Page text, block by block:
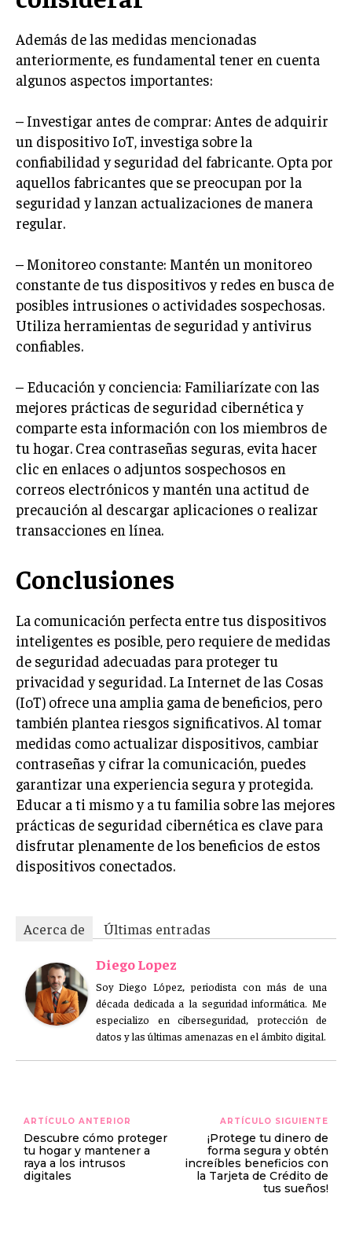
Además de las medidas mencionadas
anteriormente, es fundamental tener en cuenta
algunos aspectos importantes:
– Investigar antes de comprar: Antes de adquirir
un dispositivo IoT, investiga sobre la
confiabilidad y seguridad del fabricante. Opta por
aquellos fabricantes que se preocupan por la
seguridad y lanzan actualizaciones de manera
regular.
– Monitoreo constante: Mantén un monitoreo
constante de tus dispositivos y redes en busca de
posibles intrusiones o actividades sospechosas.
Utiliza herramientas de seguridad y antivirus
confiables.
– Educación y conciencia: Familiarízate con las
mejores prácticas de seguridad cibernética y
comparte esta información con los miembros de
tu hogar. Crea contraseñas seguras, evita hacer
clic en enlaces o adjuntos sospechosos en
correos electrónicos y mantén una actitud de
precaución al descargar aplicaciones o realizar
transacciones en línea.
Conclusiones
La comunicación perfecta entre tus dispositivos
inteligentes es posible, pero requiere de medidas
de seguridad adecuadas para proteger tu
privacidad y seguridad. La Internet de las Cosas
(IoT) ofrece una amplia gama de beneficios, pero
también plantea riesgos significativos. Al tomar
medidas como actualizar dispositivos, cambiar
contraseñas y cifrar la comunicación, puedes
garantizar una experiencia segura y protegida.
Educar a ti mismo y a tu familia sobre las mejores
prácticas de seguridad cibernética es clave para
disfrutar plenamente de los beneficios de estos
dispositivos conectados.
Acerca de
Últimas entradas
Diego Lopez
Soy Diego López, periodista con más de una
década dedicada a la seguridad informática. Me
especializo en ciberseguridad, protección de
datos y las últimas amenazas en el ámbito digital.
ARTÍCULO ANTERIOR
Descubre cómo proteger
tu hogar y mantener a
raya a los intrusos
digitales
ARTÍCULO SIGUIENTE
¡Protege tu dinero de
forma segura y obtén
increíbles beneficios con
la Tarjeta de Crédito de
tus sueños!